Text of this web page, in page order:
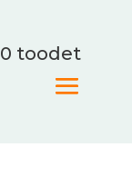
0 toodet